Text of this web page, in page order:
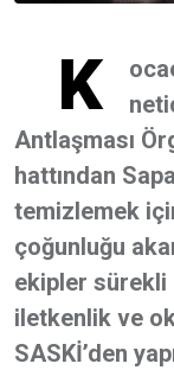
K
Antlaşması
hattından
temizlemek
çoğunluğu
ekipler sürekli
iletkenlik ve
SASKİ’den